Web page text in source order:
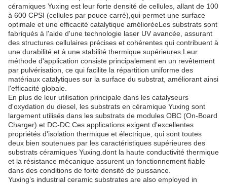
céramiques Yuxing est leur forte densité de cellules, allant de 100
à 600 CPSI (cellules par pouce carré),qui permet une surface
optimale et une efficacité catalytique amélioréeLes substrats sont
fabriqués à l'aide d'une technologie laser UV avancée, assurant
des structures cellulaires précises et cohérentes qui contribuent à
une durabilité et à une stabilité thermique supérieures.Leur
méthode d'application consiste principalement en un revêtement
par pulvérisation, ce qui facilite la répartition uniforme des
matériaux catalytiques sur la surface du substrat, améliorant ainsi
l'efficacité globale.
En plus de leur utilisation principale dans les catalyseurs
d'oxydation du diesel, les substrats en céramique Yuxing sont
largement utilisés dans les substrats de modules OBC (On-Board
Charger) et DC-DC.Ces applications exigent d'excellentes
propriétés d'isolation thermique et électrique, qui sont toutes
deux bien soutenues par les caractéristiques supérieures des
substrats céramiques Yuxing.dont la haute conductivité thermique
et la résistance mécanique assurent un fonctionnement fiable
dans des conditions de forte densité de puissance.
Yuxing’s industrial ceramic substrates are also employed in